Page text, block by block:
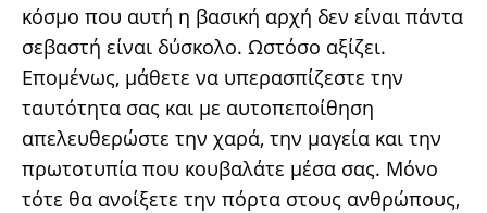
κόσμο που αυτή η βασική αρχή δεν είναι πάντα
σεβαστή είναι δύσκολο. Ωστόσο αξίζει.
Επομένως, μάθετε να υπερασπίζεστε την
ταυτότητα σας και με αυτοπεποίθηση
απελευθερώστε την χαρά, την μαγεία και την
πρωτοτυπία που κουβαλάτε μέσα σας. Μόνο
τότε θα ανοίξετε την πόρτα στους ανθρώπους,